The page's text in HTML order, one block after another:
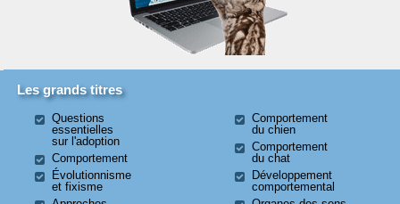
Les grands titres
Questions
essentielles
sur l'adoption
Comportement
Évolutionnisme
et fixisme
Comportement
du chien
Comportement
du chat
Développement
comportemental